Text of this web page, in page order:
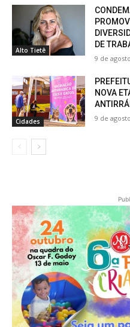
Alto Tietê
DE
9 de
Cidades
NOVA
9 de